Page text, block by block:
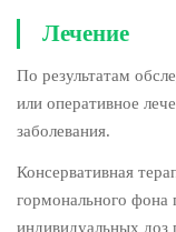
Лечение
По результатам
или оперативное
заболевания.
Консервативная
гормонального фона
индивидуальных доз